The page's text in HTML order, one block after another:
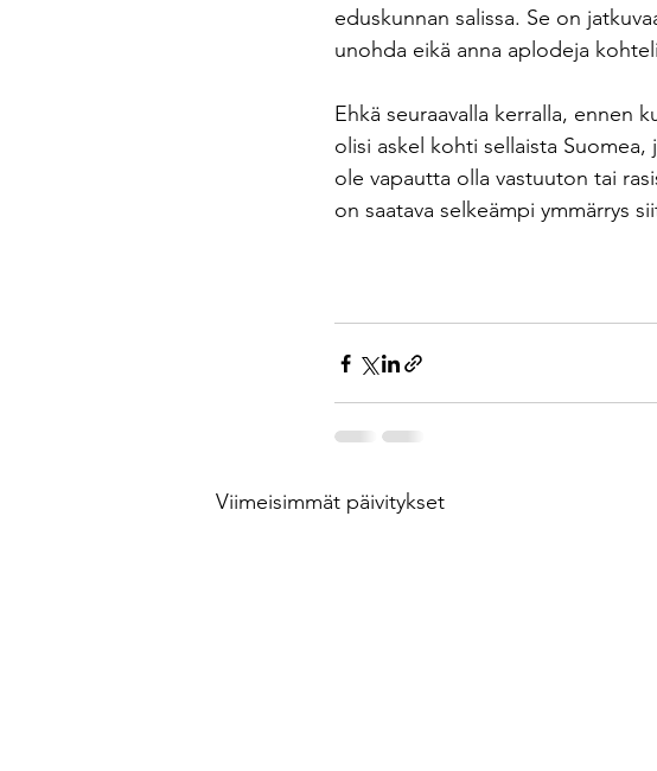
eduskunnan salissa. Se on
unohda eikä anna aplodeja
Ehkä seuraavalla kerralla, ennen
olisi askel kohti sellaista Suomea,
ole vapautta olla vastuuton tai
on saatava selkeämpi ymmärrys
Viimeisimmät päivitykset